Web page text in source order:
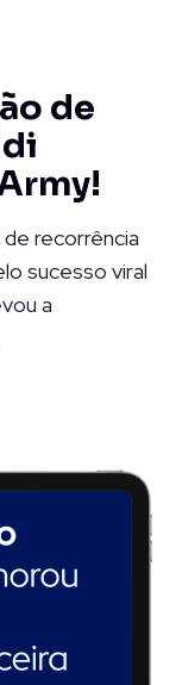
de
recorrência
sucesso viral
a